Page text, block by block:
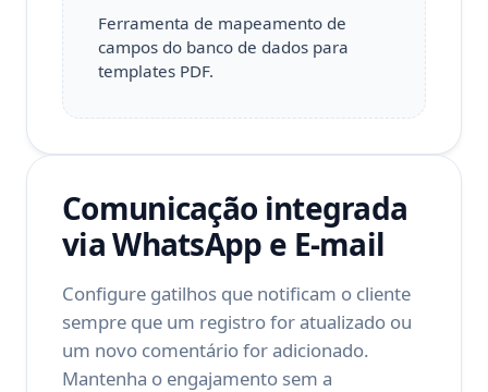
Ferramenta de mapeamento de
campos do banco de dados para
templates PDF.
Comunicação integrada
via WhatsApp e E-mail
Configure gatilhos que notificam o cliente
sempre que um registro for atualizado ou
um novo comentário for adicionado.
Mantenha o engajamento sem a